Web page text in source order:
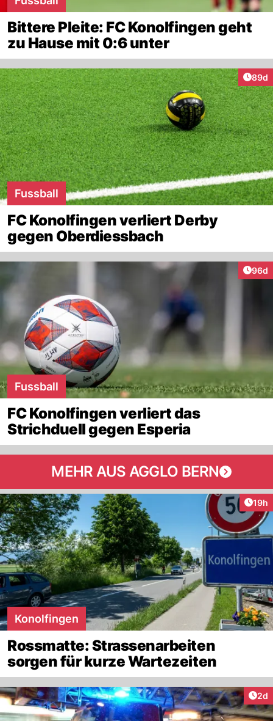
Bittere Pleite: FC Konolfingen geht
zu Hause mit 0:6 unter
89d
Fussball
FC Konolfingen verliert Derby
gegen Oberdiessbach
96d
Fussball
FC Konolfingen verliert das
Strichduell gegen Esperia
MEHR AUS AGGLO BERN
19h
Konolfingen
Rossmatte: Strassenarbeiten
sorgen für kurze Wartezeiten
2d